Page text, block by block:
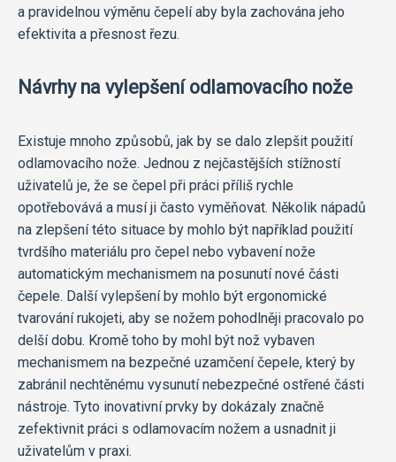
a pravidelnou výměnu čepelí aby byla zachována jeho
efektivita a přesnost řezu.
Návrhy na vylepšení odlamovacího nože
Existuje mnoho způsobů, jak by se dalo zlepšit použití
odlamovacího nože. Jednou z nejčastějších stížností
uživatelů je, že se čepel při práci příliš rychle
opotřebovává a musí ji často vyměňovat. Několik nápadů
na zlepšení této situace by mohlo být například použití
tvrdšího materiálu pro čepel nebo vybavení nože
automatickým mechanismem na posunutí nové části
čepele. Další vylepšení by mohlo být ergonomické
tvarování rukojeti, aby se nožem pohodlněji pracovalo po
delší dobu. Kromě toho by mohl být nož vybaven
mechanismem na bezpečné uzamčení čepele, který by
zabránil nechtěnému vysunutí nebezpečné ostřené části
nástroje. Tyto inovativní prvky by dokázaly značně
zefektivnit práci s odlamovacím nožem a usnadnit ji
uživatelům v praxi.